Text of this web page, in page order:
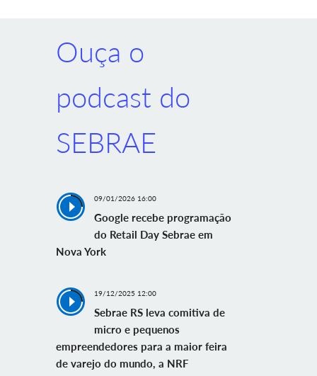
Ouça o
podcast do
SEBRAE
09/01/2026 16:00
Google recebe programação
do Retail Day Sebrae em
Nova York
19/12/2025 12:00
Sebrae RS leva comitiva de
micro e pequenos
empreendedores para a maior feira
de varejo do mundo, a NRF